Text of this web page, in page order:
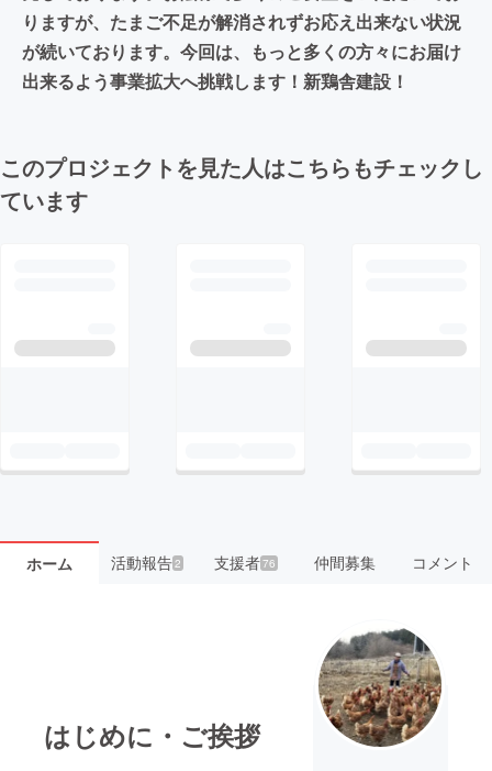
りますが、たまご不足が解消されずお応え出来ない状況
が続いております。今回は、もっと多くの方々にお届け
出来るよう事業拡大へ挑戦します！新鶏舎建設！
このプロジェクトを見た人はこちらもチェックし
ています
ホーム 活動報告2 支援者76 仲間募集 コメント
はじめに・ご挨拶